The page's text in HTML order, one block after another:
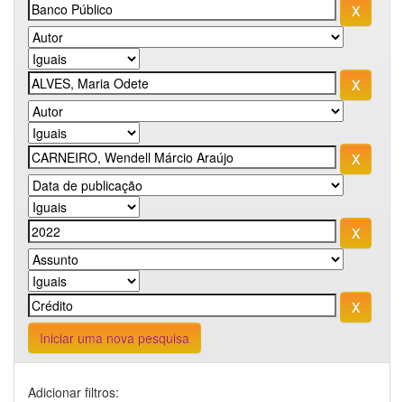
Iniciar uma nova pesquisa
Adicionar filtros: